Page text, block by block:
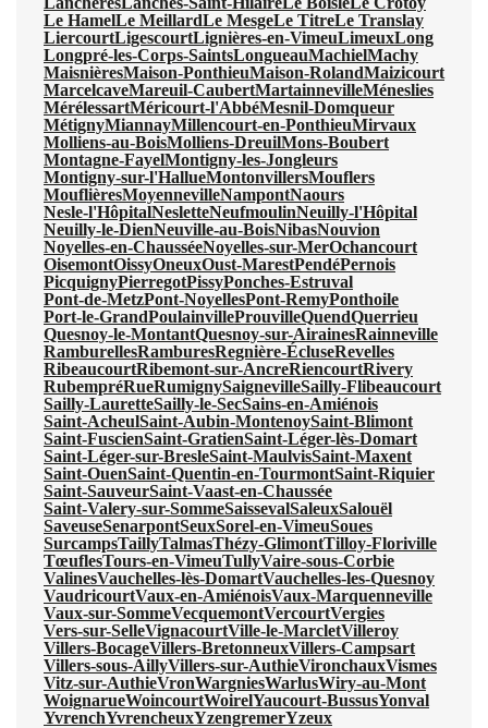
Le HamelLe MeillardLe MesgeLe TitreLe Translay
LiercourtLigescourtLignières-en-VimeuLimeuxLong
Longpré-les-Corps-SaintsLongueauMachielMachy
MaisnièresMaison-PonthieuMaison-RolandMaizicourt
MarcelcaveMareuil-CaubertMartainnevilleMéneslies
MérélessartMéricourt-l'AbbéMesnil-Domqueur
MétignyMiannayMillencourt-en-PonthieuMirvaux
Molliens-au-BoisMolliens-DreuilMons-Boubert
Montagne-FayelMontigny-les-Jongleurs
Montigny-sur-l'HallueMontonvillersMouflers
MouflièresMoyennevilleNampontNaours
Nesle-l'HôpitalNesletteNeufmoulinNeuilly-l'Hôpital
Neuilly-le-DienNeuville-au-BoisNibasNouvion
Noyelles-en-ChausséeNoyelles-sur-MerOchancourt
OisemontOissyOneuxOust-MarestPendéPernois
PicquignyPierregotPissyPonches-Estruval
Pont-de-MetzPont-NoyellesPont-RemyPonthoile
Port-le-GrandPoulainvilleProuvilleQuendQuerrieu
Quesnoy-le-MontantQuesnoy-sur-AirainesRainneville
RamburellesRamburesRegnière-ÉcluseRevelles
RibeaucourtRibemont-sur-AncreRiencourtRivery
RubempréRueRumignySaignevilleSailly-Flibeaucourt
Sailly-LauretteSailly-le-SecSains-en-Amiénois
Saint-AcheulSaint-Aubin-MontenoySaint-Blimont
Saint-FuscienSaint-GratienSaint-Léger-lès-Domart
Saint-Léger-sur-BresleSaint-MaulvisSaint-Maxent
Saint-OuenSaint-Quentin-en-TourmontSaint-Riquier
Saint-SauveurSaint-Vaast-en-Chaussée
Saint-Valery-sur-SommeSaissevalSaleuxSalouël
SaveuseSenarpontSeuxSorel-en-VimeuSoues
SurcampsTaillyTalmasThézy-GlimontTilloy-Floriville
TœuflesTours-en-VimeuTullyVaire-sous-Corbie
ValinesVauchelles-lès-DomartVauchelles-les-Quesnoy
VaudricourtVaux-en-AmiénoisVaux-Marquenneville
Vaux-sur-SommeVecquemontVercourtVergies
Vers-sur-SelleVignacourtVille-le-MarcletVilleroy
Villers-BocageVillers-BretonneuxVillers-Campsart
Villers-sous-AillyVillers-sur-AuthieVironchauxVismes
Vitz-sur-AuthieVronWargniesWarlusWiry-au-Mont
WoignarueWoincourtWoirelYaucourt-BussusYonval
YvrenchYvrencheuxYzengremerYzeux